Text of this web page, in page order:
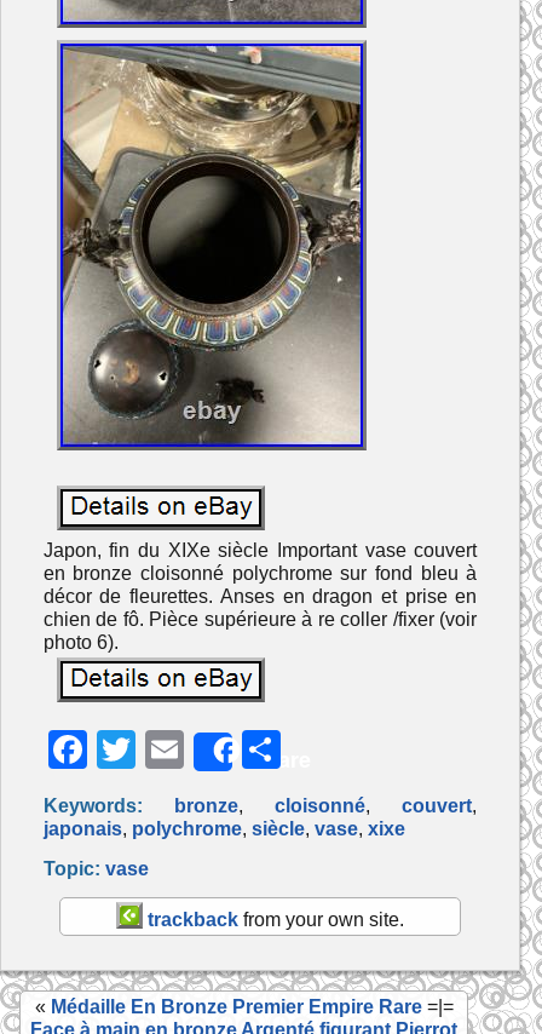
Japon, fin du XIXe siècle Important vase couvert
en bronze cloisonné polychrome sur fond bleu à
décor de fleurettes. Anses en dragon et prise en
chien de fô. Pièce supérieure à re coller /fixer (voir
photo 6).
F
c
e
b
o
o
k
T
itt
er
E
ai
Share
ar
ta
er
Keywords: bronze,cloisonné,couvert,
japonais, polychrome, siècle, vase, xixe
Topic: vase
trackback from your own site.
« Médaille En Bronze Premier Empire Rare=|=
Face à main en bronze Argenté figurant Pierrot